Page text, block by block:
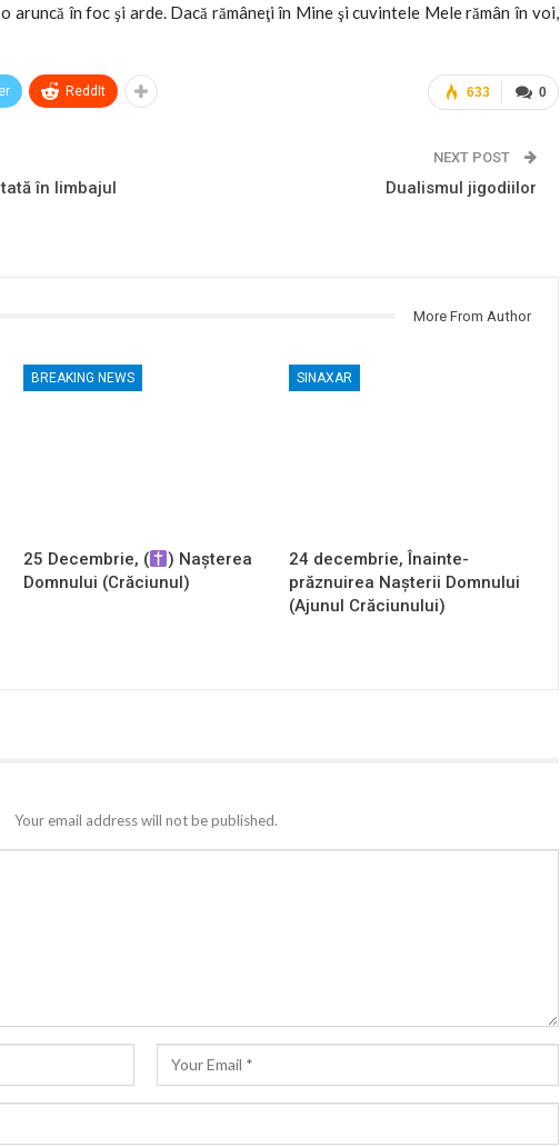
aruncă în foc şi arde. Dacă rămâneţi în Mine şi cuvintele Mele rămân în voi,
0
633
ReddIt
în limbajul
NEXT POST
Dualismul jigodiilor
More From Author
BREAKING NEWS
25 Decembrie, (
) Nașterea
Domnului (Crăciunul)
SINAXAR
24 decembrie, Înainte-
prăznuirea Naşterii Domnului
(Ajunul Crăciunului)
Your email address will not be published.